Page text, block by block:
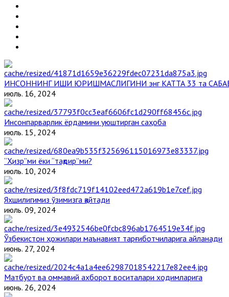
ИНСОННИНГ ИШИ ЮРИШМАСЛИГИНИ энг КАТТА 33 та
июль. 16, 2024
Инсонпарварлик ёрдамини уюштирган саҳоба
июль. 15, 2024
“Ҳизр”ми ёки “тақдир”ми?
июль. 10, 2024
Яхшилигимиз ўзимизга қайтади
июль. 09, 2024
Ўзбекистон ҳожилари маънавият тарғиботчиларига айланади
июнь. 27, 2024
Матбуот ва оммавий ахборот воситалари ходимларига
июнь. 26, 2024